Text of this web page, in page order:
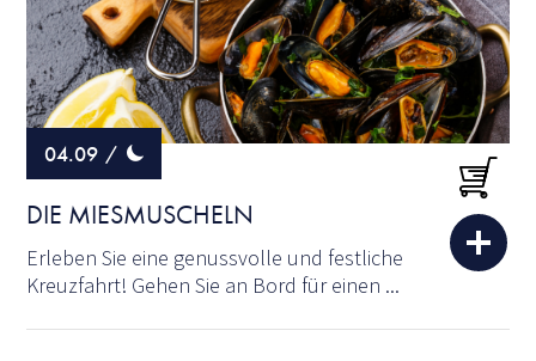
04.09 /
DIE MIESMUSCHELN
Erleben Sie eine genussvolle und festliche
Kreuzfahrt! Gehen Sie an Bord für einen ...